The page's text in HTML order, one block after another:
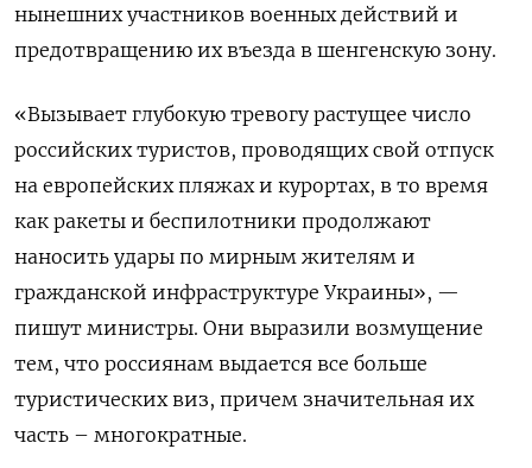
нынешних участников военных действий и
предотвращению их въезда в шенгенскую зону.
«Вызывает глубокую тревогу растущее число
российских туристов, проводящих свой отпуск
на европейских пляжах и курортах, в то время
как ракеты и беспилотники продолжают
наносить удары по мирным жителям и
гражданской инфраструктуре Украины», —
пишут министры. Они выразили возмущение
тем, что россиянам выдается все больше
туристических виз, причем значительная их
часть – многократные.